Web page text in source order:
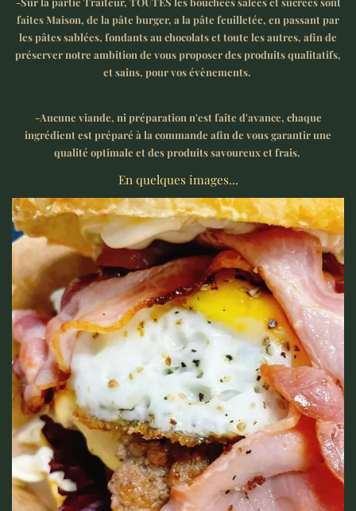
faites Maison, de la pâte burger, a la pâte feuilletée, en passant par
les pâtes sablées, fondants au chocolats et toute les autres, afin de
préserver notre ambition de vous proposer des produits qualitatifs,
et sains, pour vos évènements.
-Aucune viande, ni préparation n'est faite d'avance, chaque
ingrédient est préparé à la commande afin de vous garantir une
qualité optimale et des produits savoureux et frais.
En quelques images...